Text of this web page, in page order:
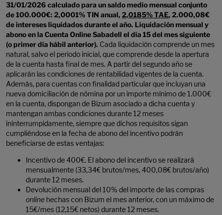
31/01/2026 calculado para un saldo medio mensual conjunto
de 100.000€: 2,0001% TIN anual, 2,0185% TAE, 2.000,08€
de intereses liquidados durante el año. Liquidación mensual y
abono en la Cuenta Online Sabadell el día 15 del mes siguiente
(o primer día hábil anterior). Cada liquidación comprende un mes
natural, salvo el periodo inicial, que comprende desde la apertura
de la cuenta hasta final de mes. A partir del segundo año se
aplicarán las condiciones de rentabilidad vigentes de la cuenta.
Además, para cuentas con finalidad particular que incluyan una
nueva domiciliación de nómina por un importe mínimo de 1.000€
en la cuenta, dispongan de Bizum asociado a dicha cuenta y
mantengan ambas condiciones durante 12 meses
ininterrumpidamente, siempre que dichos requisitos sigan
cumpliéndose en la fecha de abono del incentivo podrán
beneficiarse de estas ventajas:
Incentivo de 400€. El abono del incentivo se realizará
mensualmente (33,34€ brutos/mes, 400,08€ brutos/año)
durante 12 meses.
Devolución mensual del 10% del importe de las compras
online hechas con Bizum el mes anterior, con un máximo de
15€/mes (12,15€ netos) durante 12 meses.